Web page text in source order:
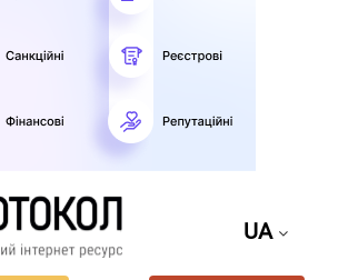
UA